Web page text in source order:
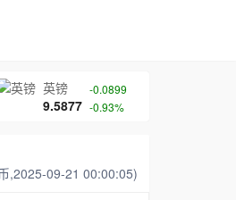
英镑
9.5877
-0.0899
-0.93%
,2025-09-21 00:00:05)